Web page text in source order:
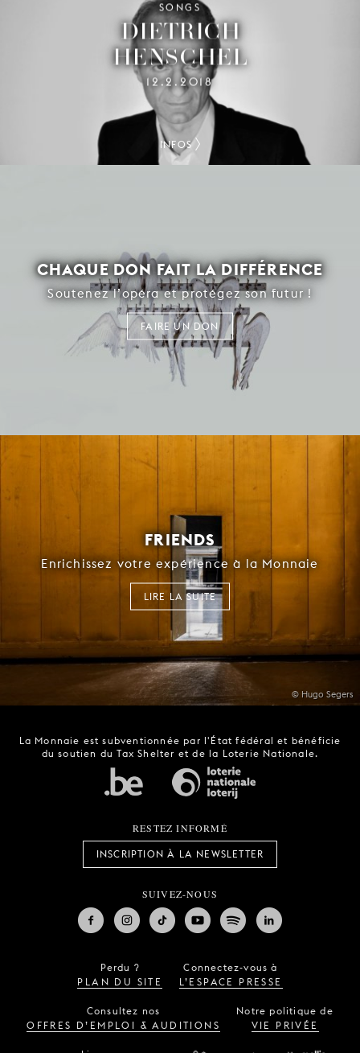
SONGS
DIETRICH
HENSCHEL
12.2.2018
INFOS
CHAQUE DON FAIT LA DIFFÉRENCE
Soutenez l’opéra et protégez son futur !
FAIRE UN DON
© Hugo Segers
FRIENDS
Enrichissez votre expérience à la Monnaie
LIRE LA SUITE
La Monnaie est subventionnée par l'État fédéral et bénéficie
du soutien du Tax Shelter et de la Loterie Nationale.
RESTEZ INFORMÉ
INSCRIPTION À LA NEWSLETTER
SUIVEZ-NOUS
Perdu ?
PLAN DU SITE
Connectez-vous à
L’ESPACE PRESSE
Consultez nos
OFFRES D’EMPLOI & AUDITIONS
Notre politique de
VIE PRIVÉE